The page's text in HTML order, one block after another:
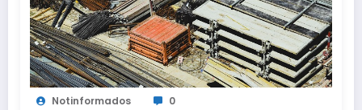
Notinformados 0